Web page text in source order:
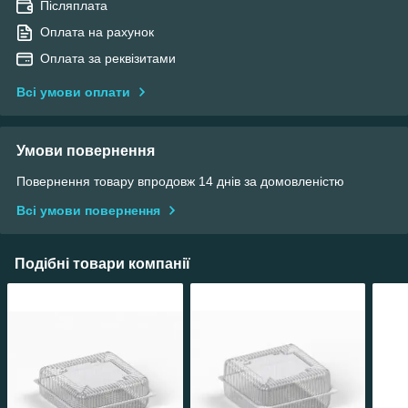
Післяплата
Оплата на рахунок
Оплата за реквізитами
Всі умови оплати
Умови повернення
Повернення товару впродовж 14 днів за домовленістю
Всі умови повернення
Подібні товари компанії